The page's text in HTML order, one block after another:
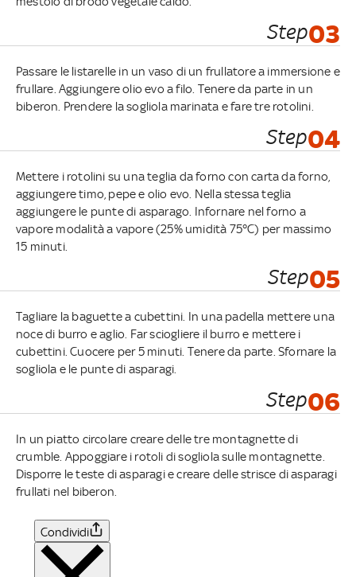
Step03
Passare le listarelle in un vaso di un frullatore a immersione e
frullare. Aggiungere olio evo a filo. Tenere da parte in un
biberon. Prendere la sogliola marinata e fare tre rotolini.
Step04
Mettere i rotolini su una teglia da forno con carta da forno,
aggiungere timo, pepe e olio evo. Nella stessa teglia
aggiungere le punte di asparago. Infornare nel forno a
vapore modalità a vapore (25% umidità 75°C) per massimo
15 minuti.
Step05
Tagliare la baguette a cubettini. In una padella mettere una
noce di burro e aglio. Far sciogliere il burro e mettere i
cubettini. Cuocere per 5 minuti. Tenere da parte. Sfornare la
sogliola e le punte di asparagi.
Step06
In un piatto circolare creare delle tre montagnette di
crumble. Appoggiare i rotoli di sogliola sulle montagnette.
Disporre le teste di asparagi e creare delle strisce di asparagi
frullati nel biberon.
Condividi